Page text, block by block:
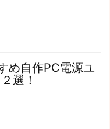
め自作PC電源ユ
選！